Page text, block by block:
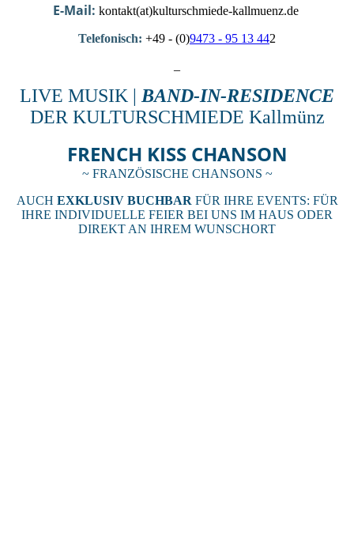
E-Mail: kontakt(at)kulturschmiede-kallmuenz.de
Telefonisch: +49 - (0)9473 - 95 13 442
LIVE MUSIK | BAND-IN-RESIDENCE
DER KULTURSCHMIEDE Kallmünz
FRENCH KISS CHANSON
~ FRANZÖSISCHE CHANSONS ~
AUCH EXKLUSIV BUCHBAR FÜR IHRE EVENTS: FÜR
IHRE INDIVIDUELLE FEIER BEI UNS IM HAUS ODER
DIREKT AN IHREM WUNSCHORT